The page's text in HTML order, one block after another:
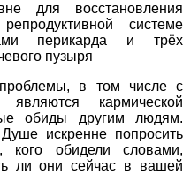
для восстановления
системе
перикарда и трёх
пузыря
в том числе с
являются кармической
обиды другим людям.
искренне попросить
обидели словами,
ли они сейчас в вашей